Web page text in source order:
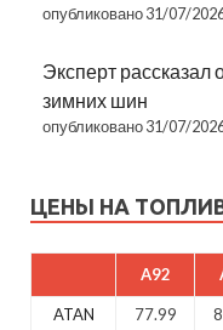
опубликовано 31/07/
Эксперт рассказал
зимних шин
опубликовано 31/07/
ЦЕНЫ НА
A92
ATAN 77.99